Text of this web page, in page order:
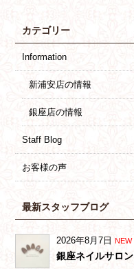
カテゴリー
Information
新浦安店の情報
銀座店の情報
Staff Blog
お客様の声
最新スタッフブログ
2026年8月7日 NEW
銀座ネイルサロン